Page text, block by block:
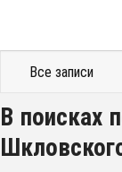
Все записи
В поисках